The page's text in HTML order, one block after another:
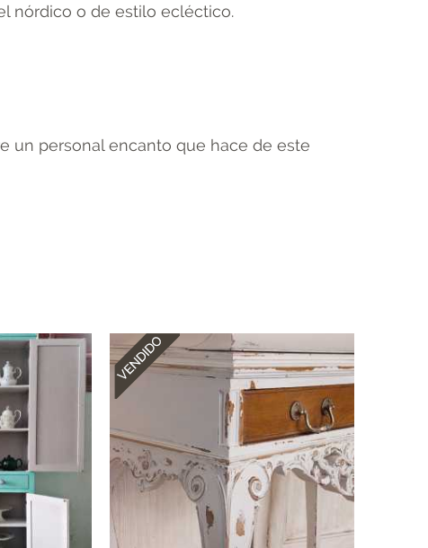
nórdico o de estilo ecléctico.
un personal encanto que hace de este